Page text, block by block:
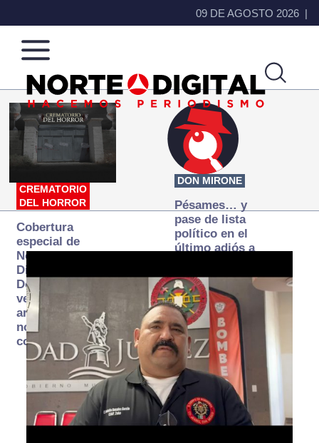
09 DE AGOSTO 2026
Norte
de
Ciudad
Más
que
noticias,
hacemos periodismo
CREMATORIO
DEL HORROR
Cobertura
especial de
Norte
Digital:
Donde la
verdad
arde… pero
no se
consume
DON MIRONE
Pésames… y
pase de lista
político en el
último adiós a